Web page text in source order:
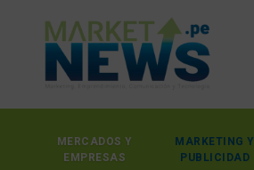
MERCADOS Y
EMPRESAS
MARKETING Y
PUBLICIDAD